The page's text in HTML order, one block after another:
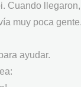
Cuando
muy poca
ayudar.